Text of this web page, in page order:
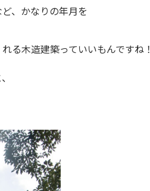
、かなりの年月を
る木造建築っていいもんですね！